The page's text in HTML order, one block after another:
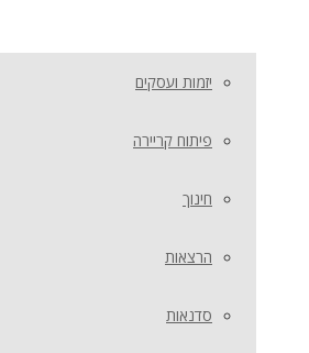
יזמות ועסקים
פיתוח קריירה
חינוך
הרצאות
סדנאות